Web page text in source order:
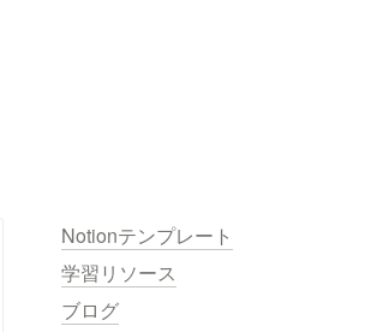
Notionテンプレート
学習リソース
ブログ